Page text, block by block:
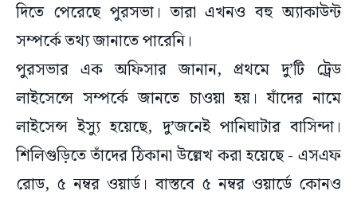
দিতে পেরেছে পুরসভা। তারা এখনও বহু অ্যাকাউন্ট
সম্পর্কে তথ্য জানাতে পারেনি।
পুরসভার এক অফিসার জানান, প্রথমে দু’টি ট্রেড
লাইসেন্সে সম্পর্কে জানতে চাওয়া হয়। যাঁদের নামে
লাইসেন্স ইস্যু হয়েছে, দু’জনেই পানিঘাটার বাসিন্দা।
শিলিগুড়িতে তাঁদের ঠিকানা উল্লেখ করা হয়েছে - এসএফ
রোড, ৫ নম্বর ওয়ার্ড। বাস্তবে ৫ নম্বর ওয়ার্ডে কোনও